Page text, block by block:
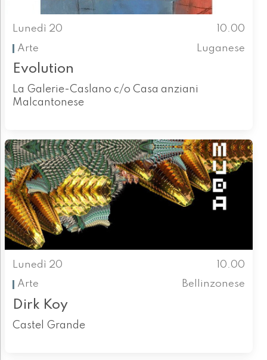
Lunedì 20
10.00
Arte
Luganese
Evolution
La Galerie-Caslano c/o Casa anziani
Malcantonese
Lunedì 20
10.00
Arte
Bellinzonese
Dirk Koy
Castel Grande